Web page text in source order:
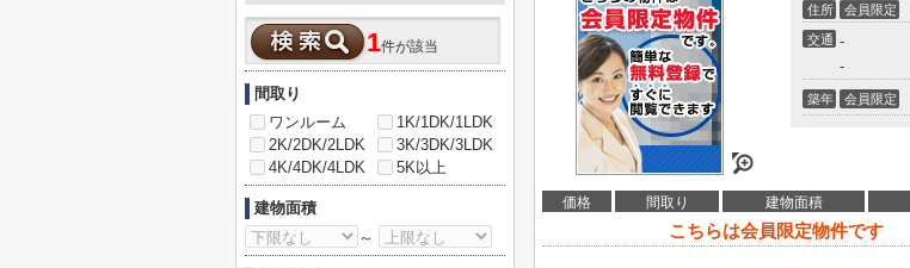
住所 会員限定
交通 -
-
築年 会員限定
価格 間取り 建物面積
こちらは会員限定物件です
1件が該当
間取り
ワンルーム
1K/1DK/1LDK
2K/2DK/2LDK
3K/3DK/3LDK
4K/4DK/4LDK
5K以上
建物面積
～